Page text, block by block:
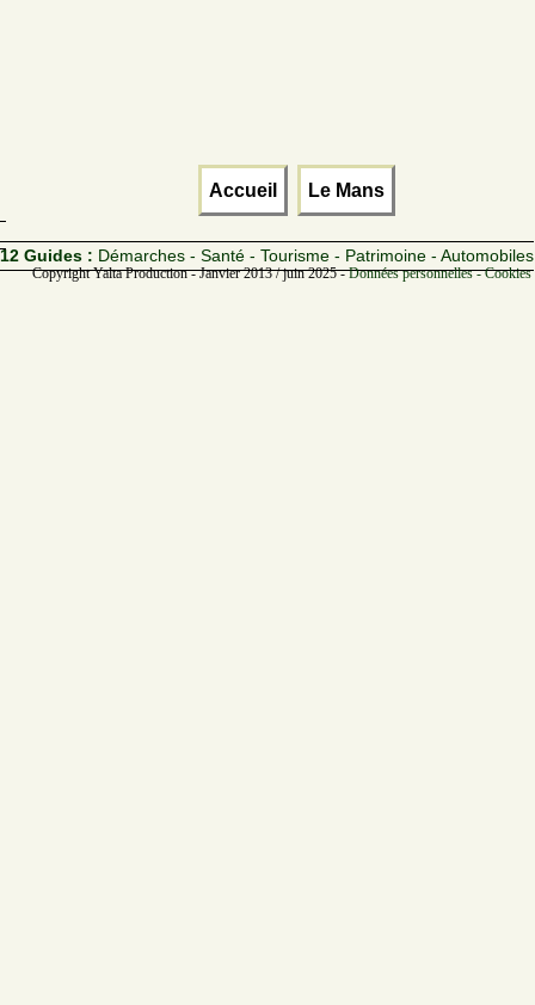
Accueil Le Mans
12 Guides : Démarches - Santé - Tourisme - Patrimoine - Automobiles
Copyright Yalta Production - Janvier 2013 / juin 2025 -Données personnelles -